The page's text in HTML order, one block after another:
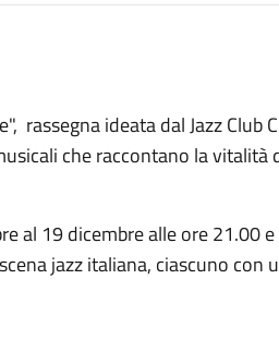
rassegna ideata dal Jazz Club
che raccontano la vitalità
al 19 dicembre alle ore 21.00
jazz italiana, ciascuno con